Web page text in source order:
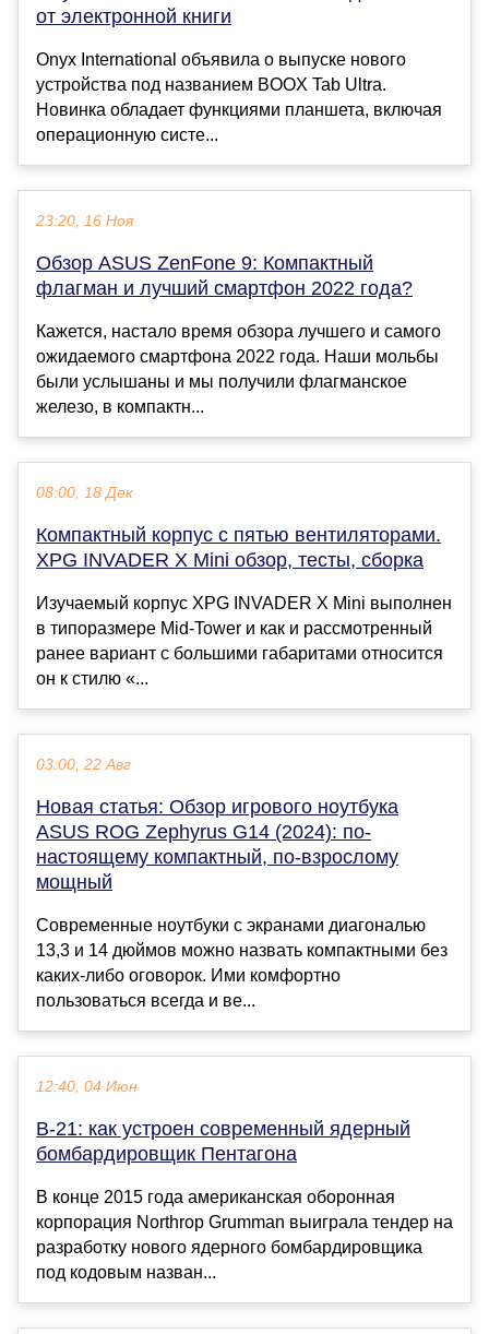
от электронной книги
Onyx International объявила о выпуске нового
устройства под названием BOOX Tab Ultra.
Новинка обладает функциями планшета, включая
операционную систе...
23:20, 16 Ноя
Обзор ASUS ZenFone 9: Компактный
флагман и лучший смартфон 2022 года?
Кажется, настало время обзора лучшего и самого
ожидаемого смартфона 2022 года. Наши мольбы
были услышаны и мы получили флагманское
железо, в компактн...
08:00, 18 Дек
Компактный корпус с пятью вентиляторами.
XPG INVADER X Mini обзор, тесты, сборка
Изучаемый корпус XPG INVADER X Mini выполнен
в типоразмере Mid-Tower и как и рассмотренный
ранее вариант с большими габаритами относится
он к стилю «...
03:00, 22 Авг
Новая статья: Обзор игрового ноутбука
ASUS ROG Zephyrus G14 (2024): по-
настоящему компактный, по-взрослому
мощный
Современные ноутбуки с экранами диагональю
13,3 и 14 дюймов можно назвать компактными без
каких-либо оговорок. Ими комфортно
пользоваться всегда и ве...
12:40, 04 Июн
B-21: как устроен современный ядерный
бомбардировщик Пентагона
В конце 2015 года американская оборонная
корпорация Northrop Grumman выиграла тендер на
разработку нового ядерного бомбардировщика
под кодовым назван...